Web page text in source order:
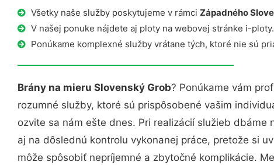
Všetky naše služby poskytujeme v rámci Západného
V našej ponuke nájdete aj ploty na webovej stránke i-
Ponúkame komplexné služby vrátane tých, ktoré nie sú
Brány na mieru Slovenský Grob? Ponúkame vám
rozumné služby, ktoré sú prispôsobené vašim
ozvite sa nám ešte dnes. Pri realizácií služieb dbáme
aj na dôslednú kontrolu vykonanej práce, pretože si
môže spôsobiť nepríjemné a zbytočné komplikácie.